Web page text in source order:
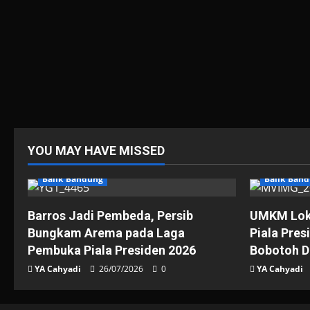
YOU MAY HAVE MISSED
Balik Bandung
Barros Jadi Pembeda, Persib
Bungkam Arema pada Laga
Pembuka Piala Presiden 2026
YA Cahyadi 26/07/2026 0
Balik
UMKM
Piala
Bobotoh
YA Cahyadi